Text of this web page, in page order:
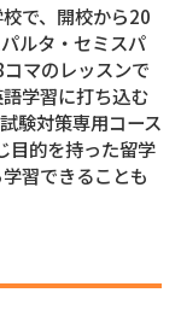
で、開校から20
ルタ・セミスパ
マのレッスンで
学習に打ち込む
験対策専用コース
目的を持った留学
習できることも